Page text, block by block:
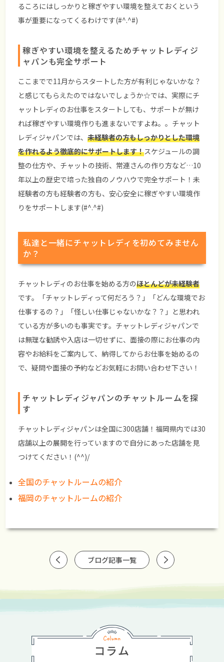
るころにはしっかりと稼ぎやすい環境を整えておくという
事が重要になってくるわけです(#^.^#)
稼ぎやすい環境を整えるためチャットレディジ
ャパンも完全サポート
ここまでで11月からスタートした方が有利じゃないかな？
と感じてもらえたのではないでしょうか☆では、実際にチ
ャットレディのお仕事をスタートしても、サポートが無け
れば稼ぎやすい環境作りも進まないですよね。。チャット
レディジャパンでは、未経験者の方もしっかりとした環境
を作れるよう徹底的にサポートします！スケジュールの調
整の仕方や、チャットの技術、常連さんの作り方など…10
年以上の歴史で培った独自のノウハウで完全サポート！未
経験者の方も経験者の方も、安心安全に稼ぎやすい環境作
りをサポートします(#^.^#)
私達と一緒にチャットレディを初めてみません
か？
チャットレディのお仕事を始める方のほとんどが未経験者
です。「チャットレディって何だろう？」「どんな環境でお
仕事するの？」「怪しい仕事じゃないかな？？」と思われ
ている方が多いのも事実です。チャットレディジャパンで
は無理な勧誘や入店は一切せずに、面接の際にお仕事の内
容やお給料をご案内して、納得してからお仕事を始めるの
で、疑問や面接の予約などお気軽にお問い合わせ下さい！
チャットレディジャパンのチャットルームを探
す
チャットレディジャパンは全国に300店舗！福岡県内では30
店舗以上の展開を行っていますので自分にあった店舗を見
つけてください！(^^)/
全国のチャットルームの紹介
福岡のチャットルームの紹介
ブログ記事一覧
コラム